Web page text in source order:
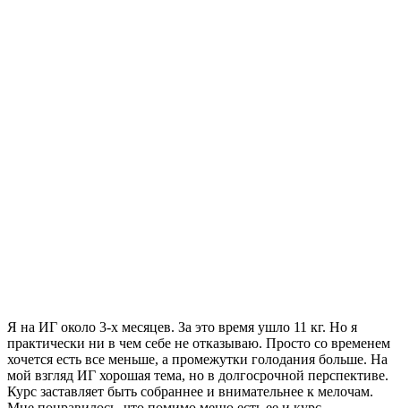
Я на ИГ около 3-х месяцев. За это время ушло 11 кг. Но я
практически ни в чем себе не отказываю. Просто со временем
хочется есть все меньше, а промежутки голодания больше. На
мой взгляд ИГ хорошая тема, но в долгосрочной перспективе.
Курс заставляет быть собраннее и внимательнее к мелочам.